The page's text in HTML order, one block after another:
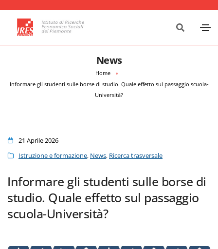
News
Home
Informare gli studenti sulle borse di studio. Quale effetto sul passaggio scuola-
Università?
21 Aprile 2026
Istruzione e formazione, News, Ricerca trasversale
Informare gli studenti sulle borse di
studio. Quale effetto sul passaggio
scuola-Università?